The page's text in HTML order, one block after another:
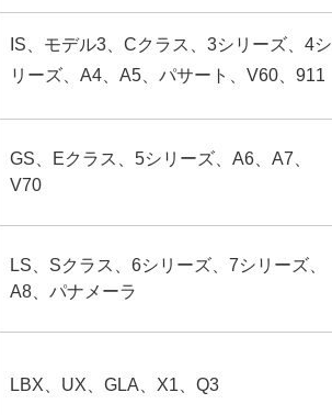
IS、モデル3、Cクラス、3シリーズ、4シ
リーズ、A4、A5、パサート、V60、911
GS、Eクラス、5シリーズ、A6、A7、
V70
LS、Sクラス、6シリーズ、7シリーズ、
A8、パナメーラ
LBX、UX、GLA、X1、Q3